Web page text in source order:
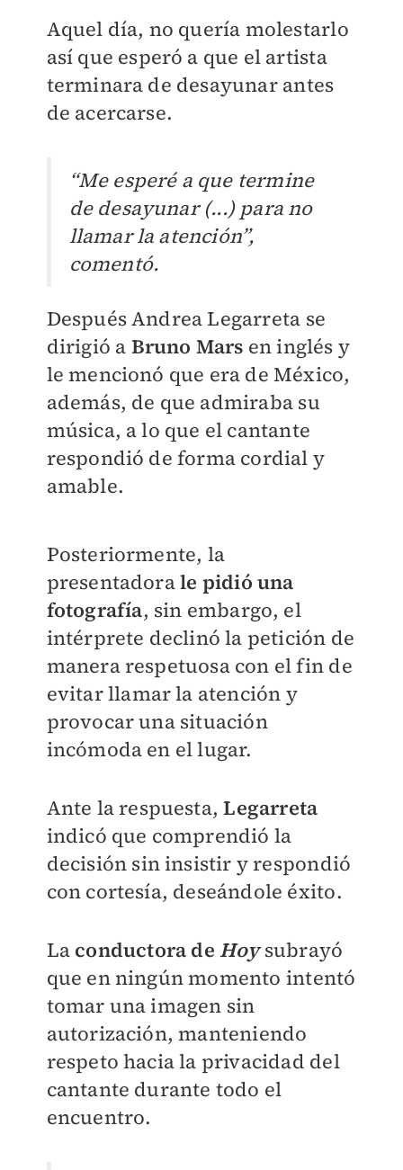
Aquel día, no quería molestarlo
así que esperó a que el artista
terminara de desayunar antes
de acercarse.
“Me esperé a que termine
de desayunar (...) para no
llamar la atención”,
comentó.
Después Andrea Legarreta se
dirigió a Bruno Mars en inglés y
le mencionó que era de México,
además, de que admiraba su
música, a lo que el cantante
respondió de forma cordial y
amable.
Posteriormente, la
presentadorale pidió una
fotografía, sin embargo, el
intérprete declinó la petición de
manera respetuosa con el fin de
evitar llamar la atención y
provocar una situación
incómoda en el lugar.
Ante la respuesta,Legarreta
indicó que comprendió la
decisión sin insistir y respondió
con cortesía, deseándole éxito.
La conductora de Hoy subrayó
que en ningún momento intentó
tomar una imagen sin
autorización, manteniendo
respeto hacia la privacidad del
cantante durante todo el
encuentro.